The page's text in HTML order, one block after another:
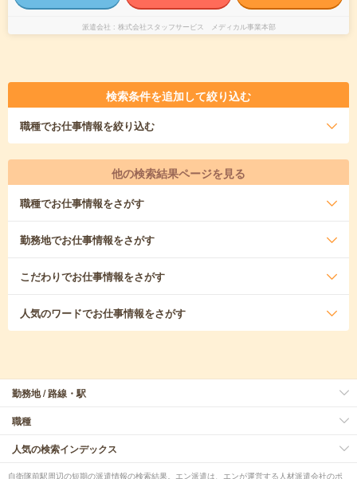
派遣会社 株式会社スタッフサービス メディカル事業本部
検索条件を追加して絞り込む
職種でお仕事情報を絞り込む
他の検索結果ページを見る
職種でお仕事情報をさがす
勤務地でお仕事情報をさがす
こだわりでお仕事情報をさがす
人気のワードでお仕事情報をさがす
勤務地 / 路線・駅
職種
人気の検索インデックス
自衛隊前駅周辺の短期の派遣情報の検索結果。エン派遣は、エンが運営する人材派遣会社のポ